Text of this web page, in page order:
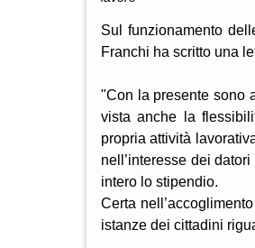
Sul funzionamento
Franchi ha scritto una
"Con la presente sono
vista anche la
propria attività
nell’interesse dei
intero lo stipendio.
Certa
istanze dei cittadini